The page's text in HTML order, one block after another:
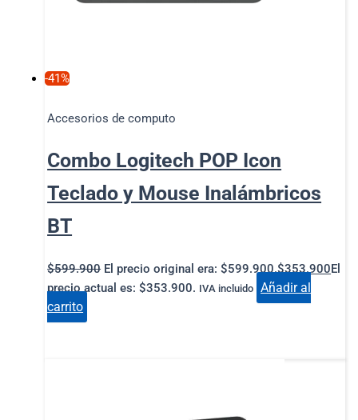
-41%
Accesorios de computo
Combo Logitech POP Icon
Teclado y Mouse Inalámbricos
BT
$599.900 El precio original era: $599.900.$353.900El
precio actual es: $353.900. IVA incluido
Añadir al
carrito